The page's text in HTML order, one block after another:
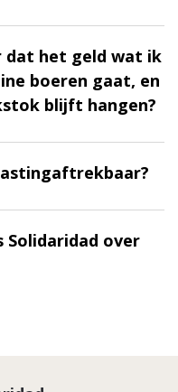
dat het geld wat ik
boeren gaat, en
blijft hangen?
Solidaridad over